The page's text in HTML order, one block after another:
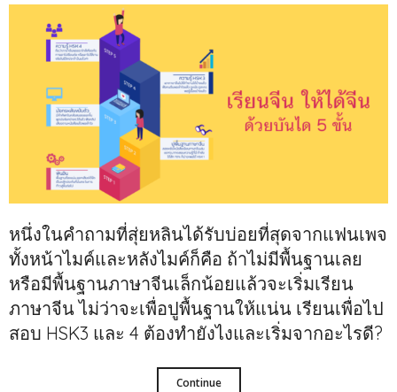
หนึ่งในคำถามที่สุ่ยหลินได้รับบ่อยที่สุดจากแฟนเพจ
ทั้งหน้าไมค์และหลังไมค์ก็คือ ถ้าไม่มีพื้นฐานเลย
หรือมีพื้นฐานภาษาจีนเล็กน้อยแล้วจะเริ่มเรียน
ภาษาจีน ไม่ว่าจะเพื่อปูพื้นฐานให้แน่น เรียนเพื่อไป
สอบ HSK3 และ 4 ต้องทำยังไงและเริ่มจากอะไรดี?
Continue